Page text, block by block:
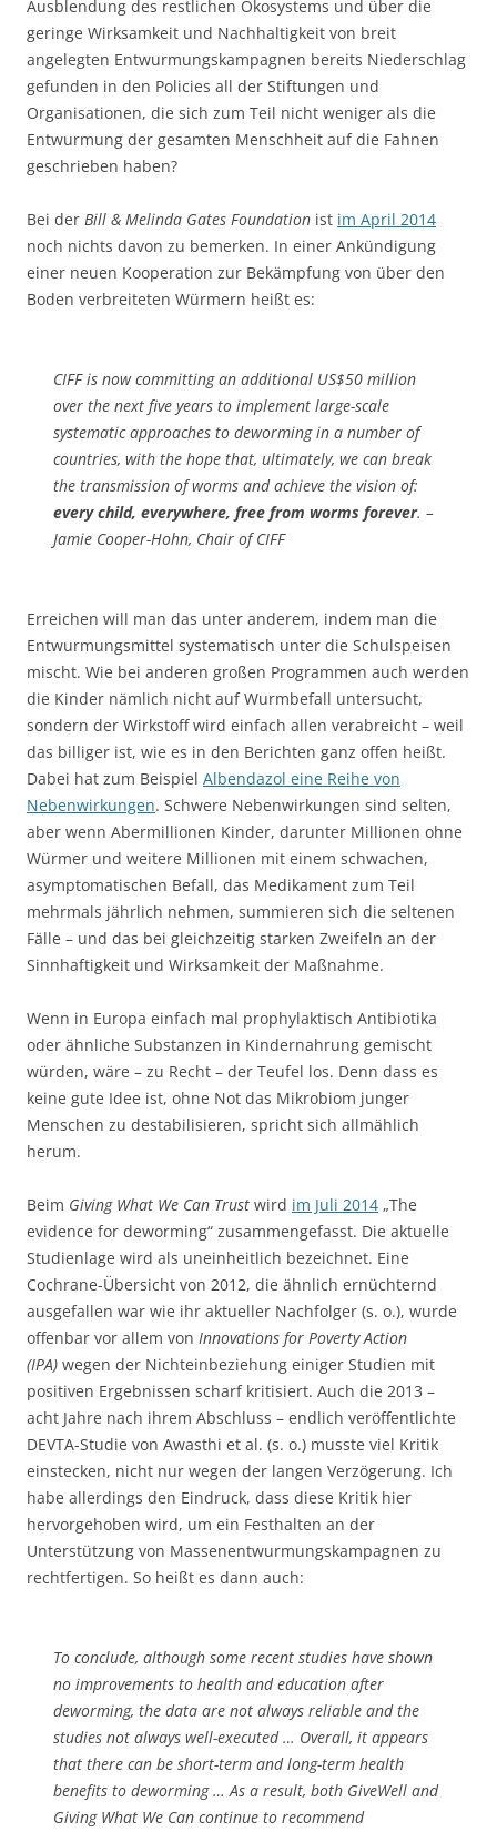
Ausblendung des restlichen Ökosystems und über die
geringe Wirksamkeit und Nachhaltigkeit von breit
angelegten Entwurmungskampagnen bereits Niederschlag
gefunden in den Policies all der Stiftungen und
Organisationen, die sich zum Teil nicht weniger als die
Entwurmung der gesamten Menschheit auf die Fahnen
geschrieben haben?
Bei der Bill & Melinda Gates Foundation ist im April 2014
noch nichts davon zu bemerken. In einer Ankündigung
einer neuen Kooperation zur Bekämpfung von über den
Boden verbreiteten Würmern heißt es:
CIFF is now committing an additional US$50 million
over the next five years to implement large-scale
systematic approaches to deworming in a number of
countries, with the hope that, ultimately, we can break
the transmission of worms and achieve the vision of:
every child, everywhere, free from worms forever. –
Jamie Cooper-Hohn, Chair of CIFF
Erreichen will man das unter anderem, indem man die
Entwurmungsmittel systematisch unter die Schulspeisen
mischt. Wie bei anderen großen Programmen auch werden
die Kinder nämlich nicht auf Wurmbefall untersucht,
sondern der Wirkstoff wird einfach allen verabreicht – weil
das billiger ist, wie es in den Berichten ganz offen heißt.
Dabei hat zum Beispiel Albendazol eine Reihe von
Nebenwirkungen. Schwere Nebenwirkungen sind selten,
aber wenn Abermillionen Kinder, darunter Millionen ohne
Würmer und weitere Millionen mit einem schwachen,
asymptomatischen Befall, das Medikament zum Teil
mehrmals jährlich nehmen, summieren sich die seltenen
Fälle – und das bei gleichzeitig starken Zweifeln an der
Sinnhaftigkeit und Wirksamkeit der Maßnahme.
Wenn in Europa einfach mal prophylaktisch Antibiotika
oder ähnliche Substanzen in Kindernahrung gemischt
würden, wäre – zu Recht – der Teufel los. Denn dass es
keine gute Idee ist, ohne Not das Mikrobiom junger
Menschen zu destabilisieren, spricht sich allmählich
herum.
Beim Giving What We Can Trust wird im Juli 2014 „The
evidence for deworming“ zusammengefasst. Die aktuelle
Studienlage wird als uneinheitlich bezeichnet. Eine
Cochrane-Übersicht von 2012, die ähnlich ernüchternd
ausgefallen war wie ihr aktueller Nachfolger (s. o.), wurde
offenbar vor allem von Innovations for Poverty Action
(IPA) wegen der Nichteinbeziehung einiger Studien mit
positiven Ergebnissen scharf kritisiert. Auch die 2013 –
acht Jahre nach ihrem Abschluss – endlich veröffentlichte
DEVTA-Studie von Awasthi et al. (s. o.) musste viel Kritik
einstecken, nicht nur wegen der langen Verzögerung. Ich
habe allerdings den Eindruck, dass diese Kritik hier
hervorgehoben wird, um ein Festhalten an der
Unterstützung von Massenentwurmungskampagnen zu
rechtfertigen. So heißt es dann auch:
To conclude, although some recent studies have shown
no improvements to health and education after
deworming, the data are not always reliable and the
studies not always well-executed … Overall, it appears
that there can be short-term and long-term health
benefits to deworming … As a result, both GiveWell and
Giving What We Can continue to recommend